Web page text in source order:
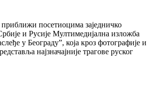
посетиоцима заједничко
и Русије Мултимедијална изложба
у Београду”, која кроз фотографије и
најзначајније трагове руског